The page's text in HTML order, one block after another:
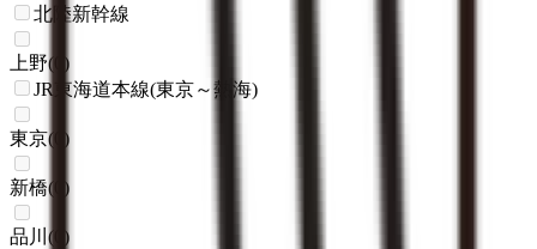
北陸新幹線
上野(
)
JR東海道本線(東京～熱海)
東京( )
新橋( )
品川 (
)